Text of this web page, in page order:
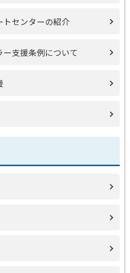
トセンターの紹介
支援条例について